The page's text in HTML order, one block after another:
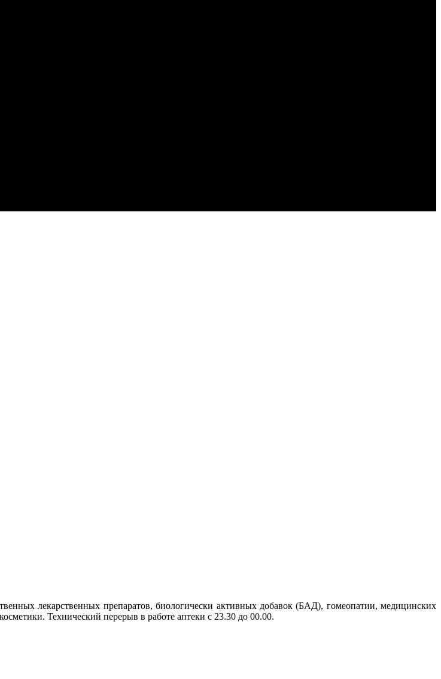
лекарственных препаратов, биологически активных добавок (БАД), гомеопатии, медицинских
Технический перерыв в работе аптеки с 23.30 до 00.00.